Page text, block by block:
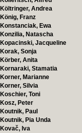
Költringer, Andrea
König, Franz
Konstanciak, Ewa
Konzilia, Natascha
Kopacinski, Jacqueline
Korak, Sonja
Körber, Anita
Kornaraki, Stamatia
Korner, Marianne
Korner, Silvia
Koschier, Toni
Kosz, Peter
Koutnik, Paul
Koutnik, Pia Unda
Kovač, Iva